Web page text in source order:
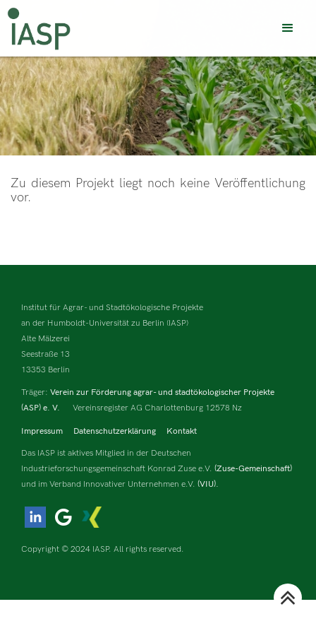
Zu diesem Projekt liegt noch keine Veröffentlichung
vor.
Institut für Agrar- und Stadtökologische Projekte
an der Humboldt-Universität zu Berlin (IASP)
Alte Mälzerei
Seestraße 13
13353 Berlin
Träger: Verein zur Förderung agrar- und stadtökologischer Projekte
(ASP) e. V.
Vereinsregister AG Charlottenburg 12578 Nz
Impressum Datenschutzerklärung Kontakt
Das IASP ist aktives Mitglied in der Deutschen
Industrieforschungsgemeinschaft Konrad Zuse e.V. (Zuse-Gemeinschaft)
und im Verband Innovativer Unternehmen e.V. (VIU).
Copyright © 2024 IASP. All rights reserved.